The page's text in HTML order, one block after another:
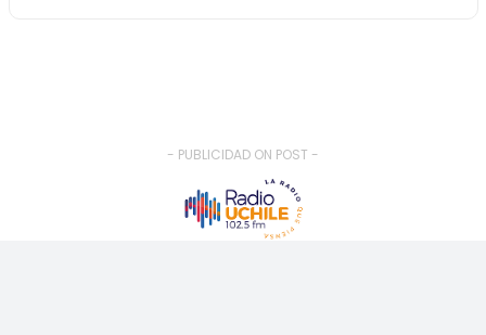
- PUBLICIDAD ON POST -